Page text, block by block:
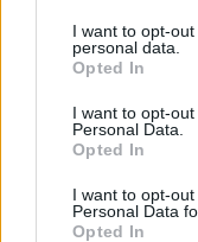
I want to opt-
personal data.
Opted In
I want to opt-
Personal Data.
Opted In
I want to opt-
Personal Data
Opted In
ΖΩΔΙΑ